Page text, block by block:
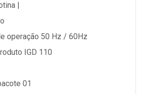
|
operação 50 Hz / 60Hz
IGD 110
01